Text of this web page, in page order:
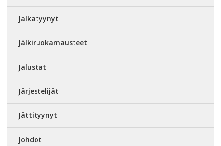
Jalkatyynyt
Jälkiruokamausteet
Jalustat
Järjestelijät
Jättityynyt
Johdot